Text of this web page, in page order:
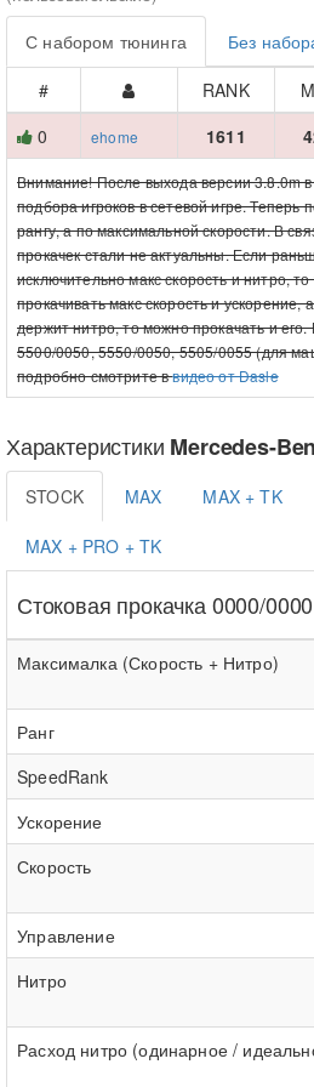
С набором тюнинга
Без
#
RANK
0
ehome 1611
Внимание! После выхода версии 3.8.0m
подбора игроков в сетевой игре. Теперь
рангу, а по максимальной скорости. В
прокачек стали не актуальны. Если
исключительно макс скорость и нитро,
прокачивать макс скорость и
держит нитро, то можно прокачать и
5500/0050, 5550/0050, 5505/0055 (для
подробно смотрите ввидео от Dasle
Характеристики Mercedes-
STOCK MAX MAX + TK
MAX + PRO + TK
Стоковая прокачка 0000/0000
Максималка (Скорость + Нитро)
Ранг
SpeedRank
Ускорение
Скорость
Управление
Нитро
Расход нитро (одинарное /